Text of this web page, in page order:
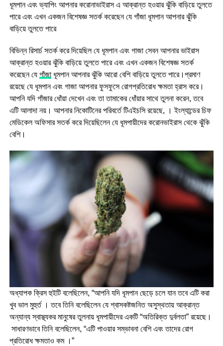
ধূমপান এবং ভ্যাপিং আপনার করোনাভাইরাস এ আক্রান্ত হওয়ার ঝুঁকি বাড়িয়ে তুলতে
পারে এবং এখন একজন বিশেষজ্ঞ সতর্ক করেছেন যে গাঁজা ধূমপান আপনার ঝুঁকি
বাড়িয়ে তুলতে পারে
বিভিন্ন রিসার্চ সতর্ক করে দিয়েছিল যে ধূমপান এবং গাজা সেবন আপনার ভাইরাস
আক্রান্ত হওয়ার ঝুঁকি বাড়িয়ে তুলতে পারে এবং এখন একজন বিশেষজ্ঞ সতর্ক
করেছেন যে গাঁজাধূমপান আপনার ঝুঁকি আরো বেশি বাড়িয়ে তুলতে পারে।প্রমাণ
রয়েছে যে ধূমপান এবং গাজা আপনার ফুসফুসে রোগপ্রতিরোধ ক্ষমতা হ্রাস করে।
আপনি যদি গাঁজার ধোঁয়া দেখেন এবং তা তামাকের ধোঁয়ার সাথে তুলনা করেন, তবে
এটি আলাদা নয়। আপনার নিকোটিনের পরিবর্তে টিএইচসি রয়েছে, । ইংল্যান্ডের চিফ
মেডিকেল অফিসার সতর্ক করে দিয়েছিলেন যে ধূমপায়ীদের করোনভাইরাস থেকে ঝুঁকি
বেশি।
অধ্যাপক ক্রিস হুইটি বলেছিলেন, “আপনি যদি ধূমপান ছেড়ে চলে যান তবে এটি করা
খুব ভাল মুহুর্ত । তবে তিনি বলেছিলেন যে শ্বাসকষ্টজনিত অসুস্থতায় আক্রান্ত
অন্যান্য স্বাস্থ্যকর মানুষের তুলনায় ধূমপায়ীদের একটি “অতিরিক্ত দুর্বলতা” রয়েছে।
সাধারণভাবে তিনি বলেছিলেন, “এটি পাওয়ার সম্ভাবনা বেশি এবং তাদের রোগ
প্রতিরোধ ক্ষমতাও কম ।”